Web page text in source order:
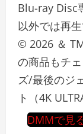
Blu-ray Disc
以外では再
© 2026 ＆
の商品もチ
ズ/最後のジ
ト（4K
DMMで見